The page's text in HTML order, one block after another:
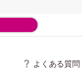
よくある質問